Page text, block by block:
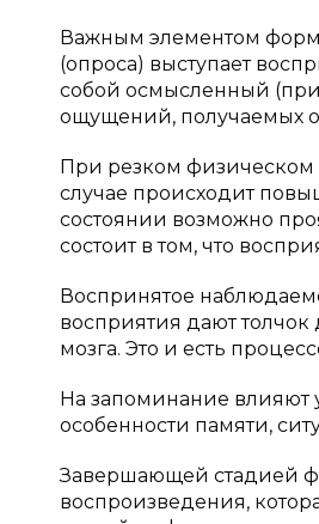
Важным элементом
(опроса) выступает
собой осмысленный
ощущений, получаемых
При резком
случае происходит
состоянии возможно
состоит в том, что
Воспринятое
восприятия дают
мозга. Это и есть
На запоминание влияют
особенности памяти,
Завершающей стадией
воспроизведения,